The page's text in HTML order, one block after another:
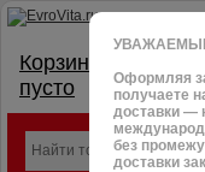
Корзина:
пусто
Оформляя
получаете
доставки —
без
доставки